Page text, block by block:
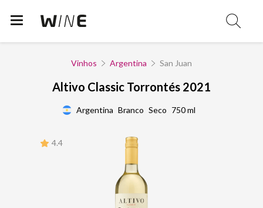
Vinhos Argentina San Juan
Altivo Classic Torrontés 2021
Argentina Branco Seco 750 ml
4.4